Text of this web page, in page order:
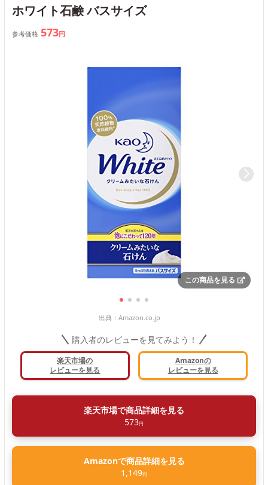
ホワイト石鹸 バスサイズ
参考価格 573円
この商品を見る
出典： Amazon.co.jp
購入者のレビューを見てみよう！
楽天市場の
レビューを見る
Amazonの
レビューを見る
楽天市場で商品詳細を見る
573円
Amazonで商品詳細を見る
1,149円